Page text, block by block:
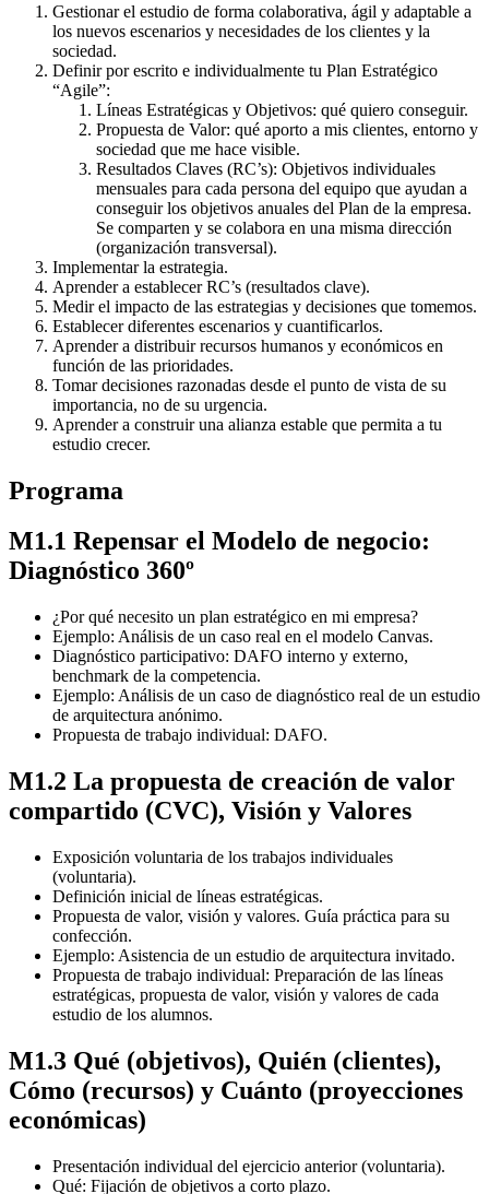
Gestionar el estudio de forma colaborativa, ágil y adaptable a
los nuevos escenarios y necesidades de los clientes y la
sociedad.
Definir por escrito e individualmente tu Plan Estratégico
“Agile”:
Líneas Estratégicas y Objetivos: qué quiero conseguir.
Propuesta de Valor: qué aporto a mis clientes, entorno y
sociedad que me hace visible.
Resultados Claves (RC’s): Objetivos individuales
mensuales para cada persona del equipo que ayudan a
conseguir los objetivos anuales del Plan de la empresa.
Se comparten y se colabora en una misma dirección
(organización transversal).
Implementar la estrategia.
Aprender a establecer RC’s (resultados clave).
Medir el impacto de las estrategias y decisiones que tomemos.
Establecer diferentes escenarios y cuantificarlos.
Aprender a distribuir recursos humanos y económicos en
función de las prioridades.
Tomar decisiones razonadas desde el punto de vista de su
importancia, no de su urgencia.
Aprender a construir una alianza estable que permita a tu
estudio crecer.
Programa
M1.1 Repensar el Modelo de negocio:
Diagnóstico 360º
¿Por qué necesito un plan estratégico en mi empresa?
Ejemplo: Análisis de un caso real en el modelo Canvas.
Diagnóstico participativo: DAFO interno y externo,
benchmark de la competencia.
Ejemplo: Análisis de un caso de diagnóstico real de un estudio
de arquitectura anónimo.
Propuesta de trabajo individual: DAFO.
M1.2 La propuesta de creación de valor
compartido (CVC), Visión y Valores
Exposición voluntaria de los trabajos individuales
(voluntaria).
Definición inicial de líneas estratégicas.
Propuesta de valor, visión y valores. Guía práctica para su
confección.
Ejemplo: Asistencia de un estudio de arquitectura invitado.
Propuesta de trabajo individual: Preparación de las líneas
estratégicas, propuesta de valor, visión y valores de cada
estudio de los alumnos.
M1.3 Qué (objetivos), Quién (clientes),
Cómo (recursos) y Cuánto (proyecciones
económicas)
Presentación individual del ejercicio anterior (voluntaria).
Qué: Fijación de objetivos a corto plazo.